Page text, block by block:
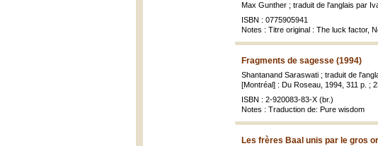
Max Gunther ; traduit de l'anglais par
ISBN : 0775905941
Notes : Titre original : The luck factor,
Fragments de sagesse (1994)
Shantanand Saraswati ; traduit de
[Montréal] : Du Roseau, 1994, 311 p. ;
ISBN : 2-920083-83-X (br.)
Notes : Traduction de: Pure wisdom
Les frères Baal unis par le gros